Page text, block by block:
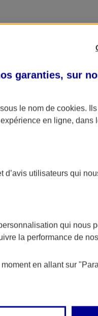
garanties, sur
le nom de cookies.
en ligne, dans
d’avis utilisateurs qui
qui nous
la performance de
en allant sur